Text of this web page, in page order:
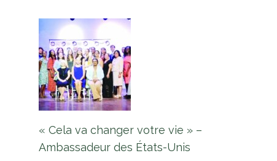
« Cela va changer votre vie » –
Ambassadeur des États-Unis